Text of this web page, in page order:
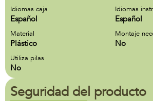
Idiomas caja
Español
Idiomas
Español
Material
Plástico
Montaje
No
Utiliza pilas
No
Seguridad del producto